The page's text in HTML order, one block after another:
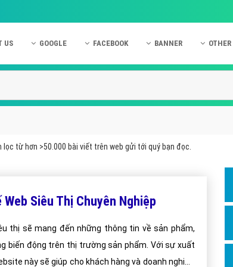
US GOOGLE
Tiện ích mở rộng quảng cáo Google
Hỏi đáp Google
FACEBOOK BANNER
từ hơn >50.000 bài viết trên web gửi tới quý bạn đọc.
Siêu Thị Chuyên Nghiệp
thị sẽ mang đến những thông tin về sản phẩm,
biến động trên thị trường sản phẩm. Với sự xuất
này sẽ giúp cho khách hàng và doanh nghiệp